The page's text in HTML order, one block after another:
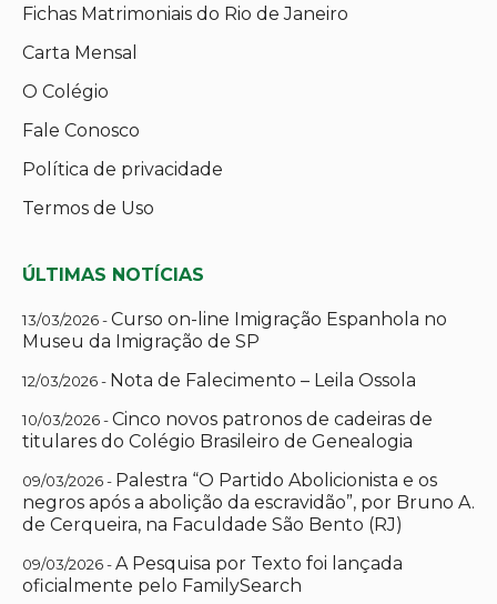
Fichas Matrimoniais do Rio de Janeiro
Carta Mensal
O Colégio
Fale Conosco
Política de privacidade
Termos de Uso
ÚLTIMAS NOTÍCIAS
13/03/2026 -Curso on-line Imigração Espanhola no
Museu da Imigração de SP
12/03/2026 - Nota de Falecimento – Leila Ossola
10/03/2026 -Cinco novos patronos de cadeiras de
titulares do Colégio Brasileiro de Genealogia
09/03/2026 - Palestra “O Partido Abolicionista e os
negros após a abolição da escravidão”, por Bruno A.
de Cerqueira, na Faculdade São Bento (RJ)
09/03/2026 -A Pesquisa por Texto foi lançada
oficialmente pelo FamilySearch